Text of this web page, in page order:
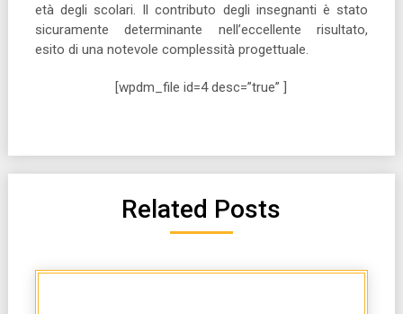
età degli scolari. Il contributo degli insegnanti è stato
sicuramente determinante nell’eccellente risultato,
esito di una notevole complessità progettuale.
[wpdm_file id=4 desc=”true” ]
Related Posts